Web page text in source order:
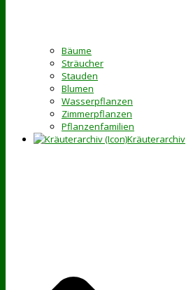
Bäume
Sträucher
Stauden
Blumen
Wasserpflanzen
Zimmerpflanzen
Pflanzenfamilien
Kräuterarchiv